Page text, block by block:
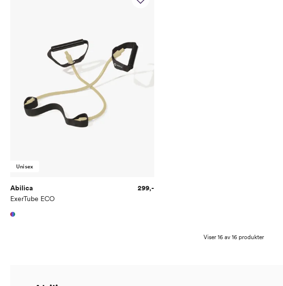
Unisex
Abilica
ExerTube ECO
299,-
Viser 16 av 16 produkter